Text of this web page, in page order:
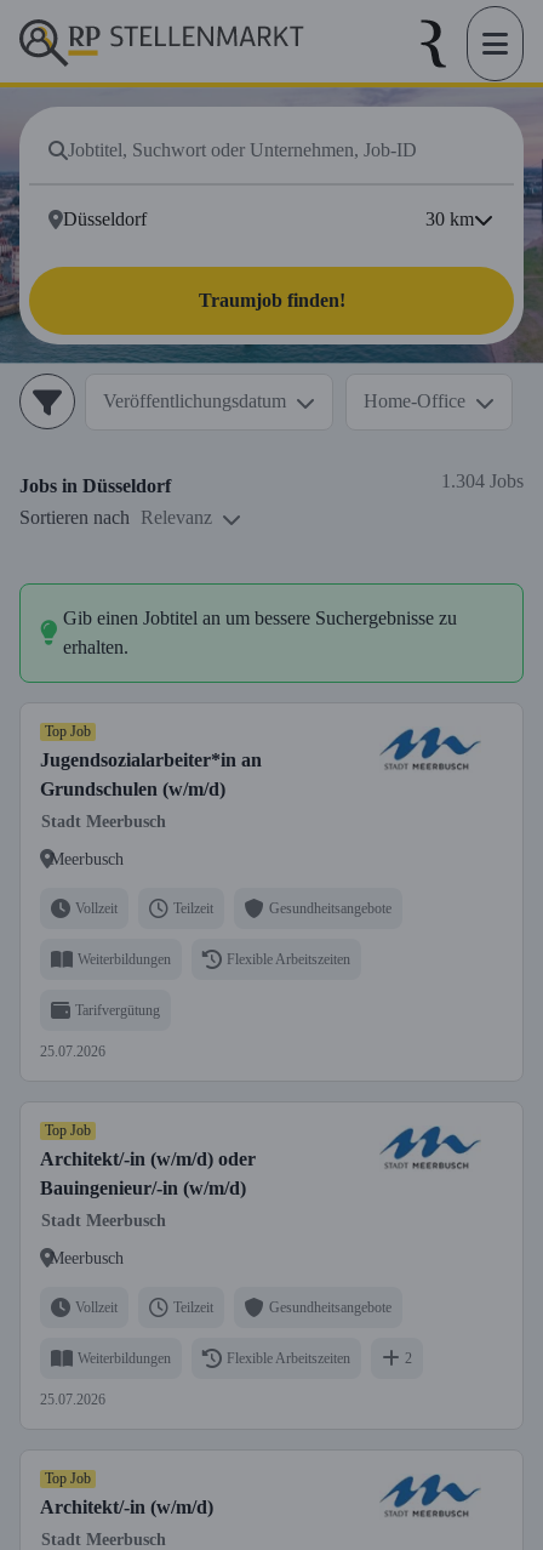
30 km
Traumjob finden!
Veröffentlichungsdatum Home-Office
Jobs in Düsseldorf
1.304 Jobs
Sortieren nach
Relevanz
Gib einen Jobtitel an um bessere Suchergebnisse zu
erhalten.
Top Job
Jugendsozialarbeiter*in an
Grundschulen (w/m/d)
Stadt Meerbusch
Meerbusch
Vollzeit Teilzeit Gesundheitsangebote
Weiterbildungen Flexible Arbeitszeiten
Tarifvergütung
25.07.2026
Top Job
Architekt/-in (w/m/d) oder
Bauingenieur/-in (w/m/d)
Stadt Meerbusch
Meerbusch
Vollzeit Teilzeit Gesundheitsangebote
Weiterbildungen Flexible Arbeitszeiten 2
25.07.2026
Top Job
Architekt/-in (w/m/d)
Stadt Meerbusch